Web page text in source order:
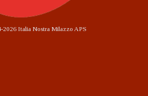
2026 Italia Nostra Milazzo APS